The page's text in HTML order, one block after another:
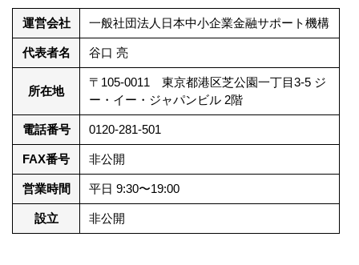
運営会社 一般社団法人日本中小企業金融サポート機構
代表者名 谷口 亮
所在地
〒105-0011 東京都港区芝公園一丁目3-5 ジ
ー・イー・ジャパンビル 2階
電話番号 0120-281-501
FAX番号 非公開
営業時間 平日 9:30〜19:00
設立 非公開